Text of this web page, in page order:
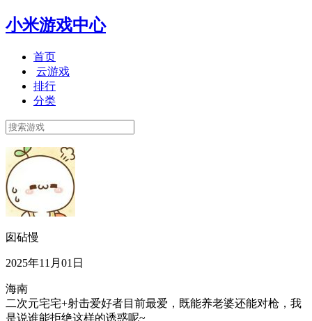
小米游戏中心
首页
云游戏
排行
分类
囱砧慢
2025年11月01日
海南
二次元宅宅+射击爱好者目前最爱，既能养老婆还能对枪，我
是说谁能拒绝这样的诱惑呢~